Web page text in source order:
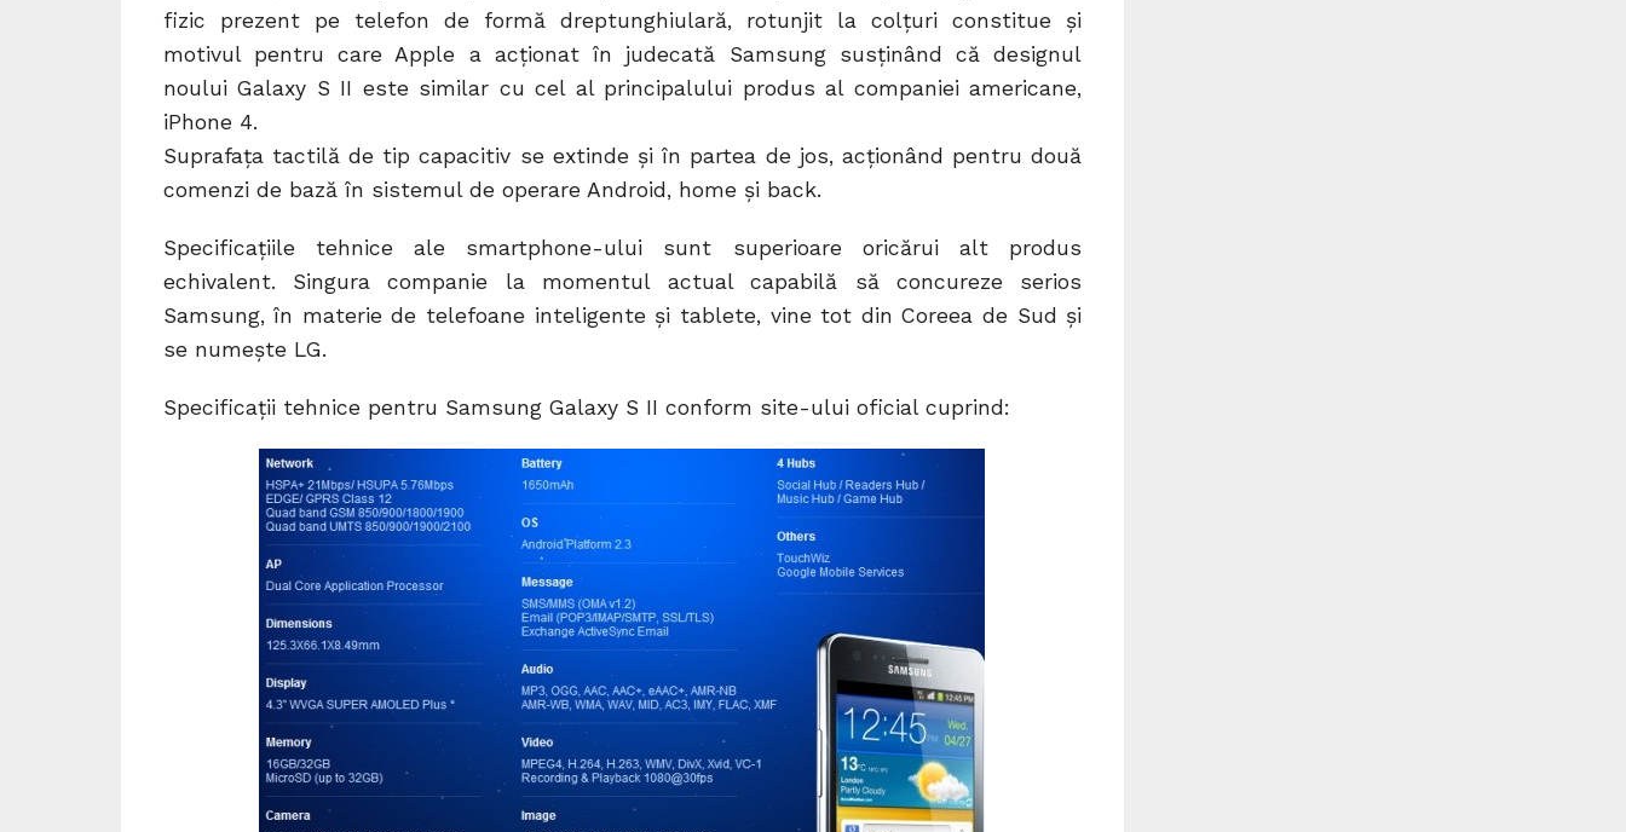
fizic prezent pe telefon de formă dreptunghiulară, rotunjit la colțuri constitue și
motivul pentru care Apple a acționat în judecată Samsung susținând că designul
noului Galaxy S II este similar cu cel al principalului produs al companiei americane,
iPhone 4.
Suprafața tactilă de tip capacitiv se extinde și în partea de jos, acționând pentru două
comenzi de bază în sistemul de operare Android, home și back.
Specificațiile tehnice ale smartphone-ului sunt superioare oricărui alt produs
echivalent. Singura companie la momentul actual capabilă să concureze serios
Samsung, în materie de telefoane inteligente și tablete, vine tot din Coreea de Sud și
se numește LG.
Specificații tehnice pentru Samsung Galaxy S II conform site-ului oficial cuprind: